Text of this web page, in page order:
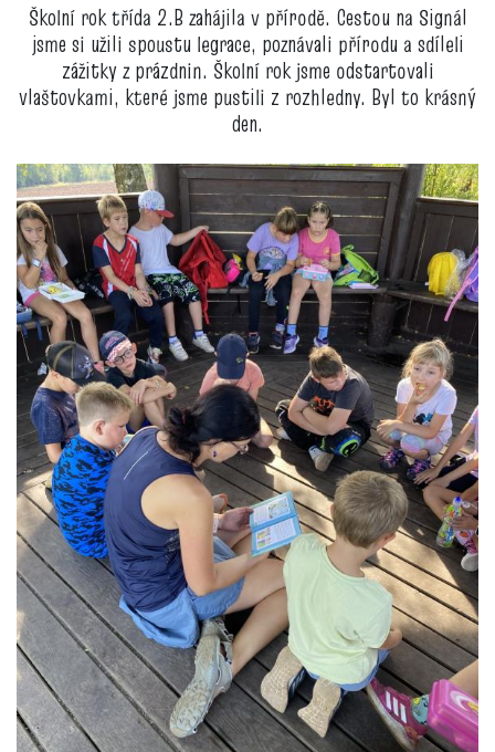
Školní rok třída 2.B zahájila v přírodě. Cestou na Signál
jsme si užili spoustu legrace, poznávali přírodu a sdíleli
zážitky z prázdnin. Školní rok jsme odstartovali
vlaštovkami, které jsme pustili z rozhledny. Byl to krásný
den.